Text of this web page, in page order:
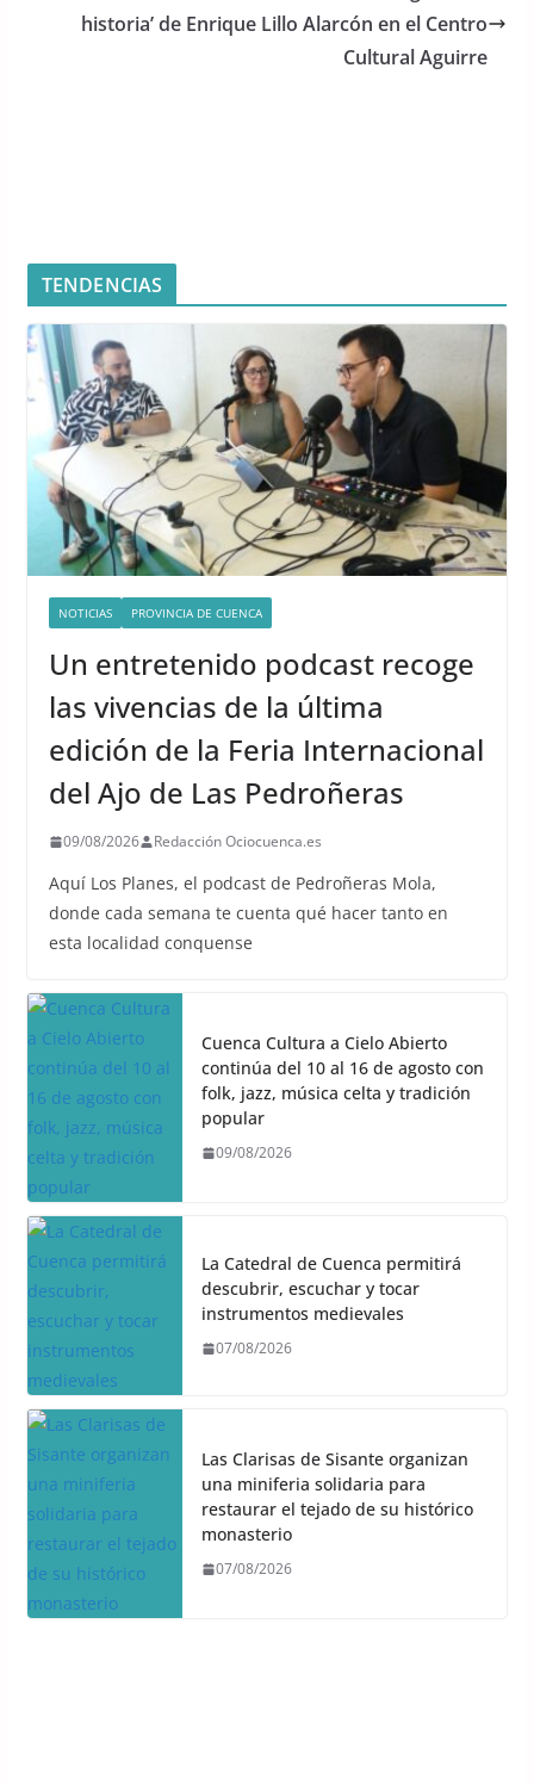
k
historia’ de Enrique Lillo Alarcón en el Centro
Cultural Aguirre
TENDENCIAS
NOTICIAS PROVINCIA DE CUENCA
Un entretenido podcast recoge
las vivencias de la última
edición de la Feria Internacional
del Ajo de Las Pedroñeras
09/08/2026 Redacción Ociocuenca.es
Aquí Los Planes, el podcast de Pedroñeras Mola,
donde cada semana te cuenta qué hacer tanto en
esta localidad conquense
Cuenca Cultura a Cielo Abierto
continúa del 10 al 16 de agosto con
folk, jazz, música celta y tradición
popular
09/08/2026
La Catedral de Cuenca permitirá
descubrir, escuchar y tocar
instrumentos medievales
07/08/2026
Las Clarisas de Sisante organizan
una miniferia solidaria para
restaurar el tejado de su histórico
monasterio
07/08/2026